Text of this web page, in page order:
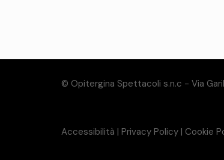
© Opitergina Spettacoli s.n.c - Via
Accessibilità | Privacy Policy | Cookie